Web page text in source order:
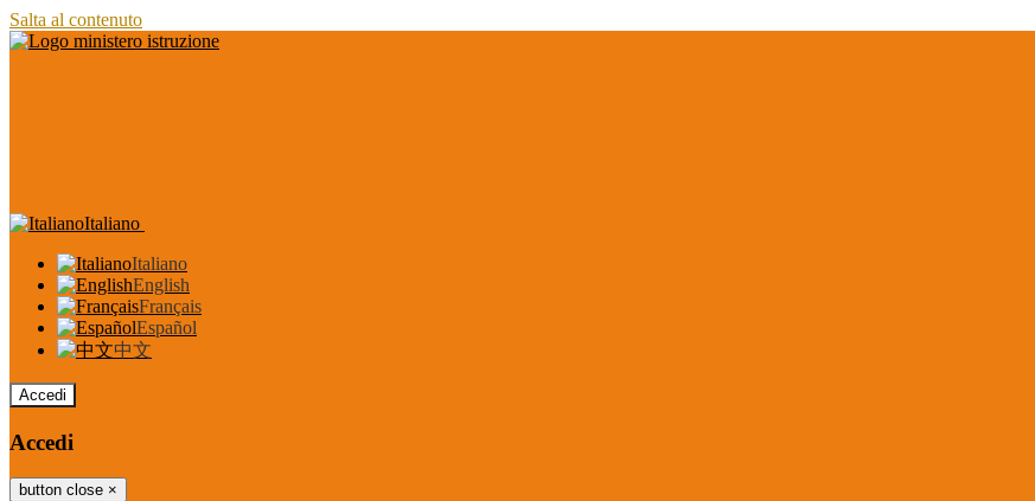
Salta al contenuto
Italiano
Italiano
English
Français
Español
中文
Accedi
Accedi
button close ×